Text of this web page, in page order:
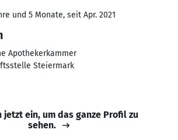
und 5 Monate, seit Apr. 2021
Apothekerkammer
Steiermark
jetzt ein, um das ganze Profil zu
sehen.